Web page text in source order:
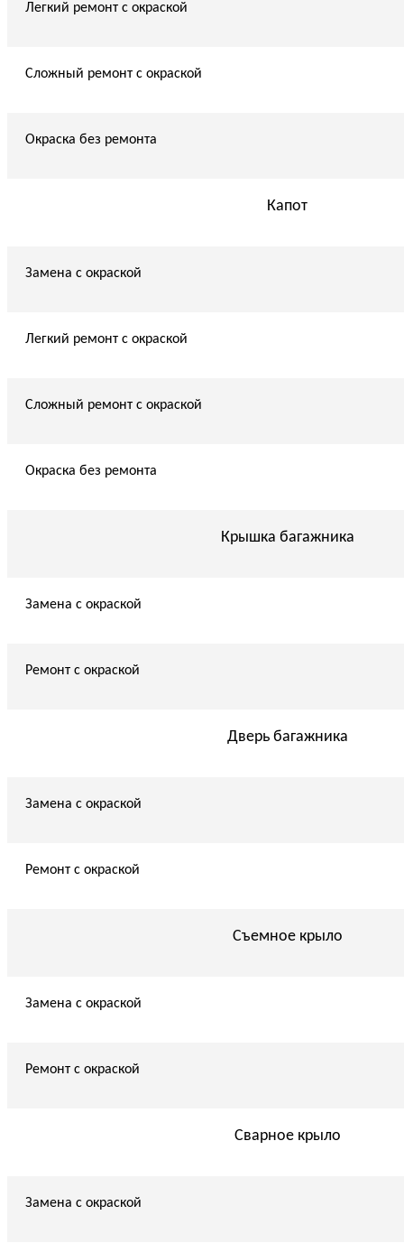
Легкий ремонт с окраской
Сложный ремонт с окраской
Окраска без ремонта
Капот
Замена с окраской
Легкий ремонт с окраской
Сложный ремонт с окраской
Окраска без ремонта
Крышка багажника
Замена с окраской
Ремонт с окраской
Дверь багажника
Замена с окраской
Ремонт с окраской
Съемное крыло
Замена с окраской
Ремонт с окраской
Сварное крыло
Замена с окраской